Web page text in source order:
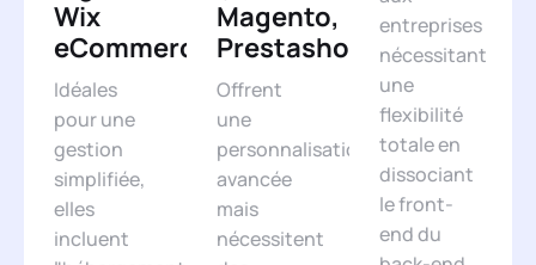
Wix
eCommerce)
Idéales
pour une
gestion
simplifiée,
elles
incluent
Magento,
Prestashop)
Offrent
une
personnalisation
avancée
mais
nécessitent
entreprises
nécessitant
une
flexibilité
totale en
dissociant
le front-
end du